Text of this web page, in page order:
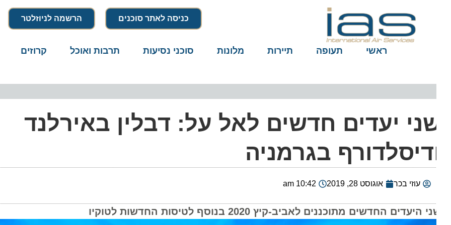
כניסה לאתר סוכנים הרשמה לניוזלטר
ראשי תעופה תיירות מלונות סוכני נסיעות תרבות ואוכל קרוזים
יעדים חדשים לאל על: דבלין באירלנד
בגרמניה
עוזי בכר אוגוסט 28, 2019 10:42 am
היעדים החדשים מתוכננים לאביב-קיץ 2020 בנוסף לטיסות החדשות לטוקיו